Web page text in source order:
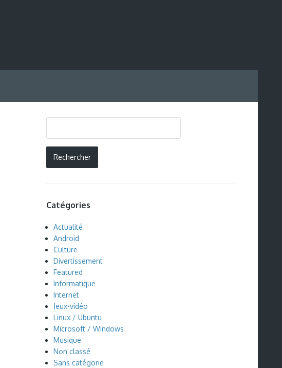
Catégories
Actualité
Android
Culture
Divertissement
Featured
Informatique
Internet
Jeux-vidéo
Linux / Ubuntu
Microsoft / Windows
Musique
Non classé
Sans catégorie